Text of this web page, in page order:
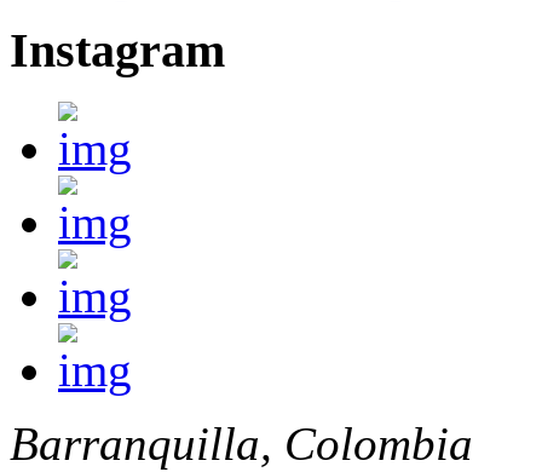
Instagram
Barranquilla, Colombia